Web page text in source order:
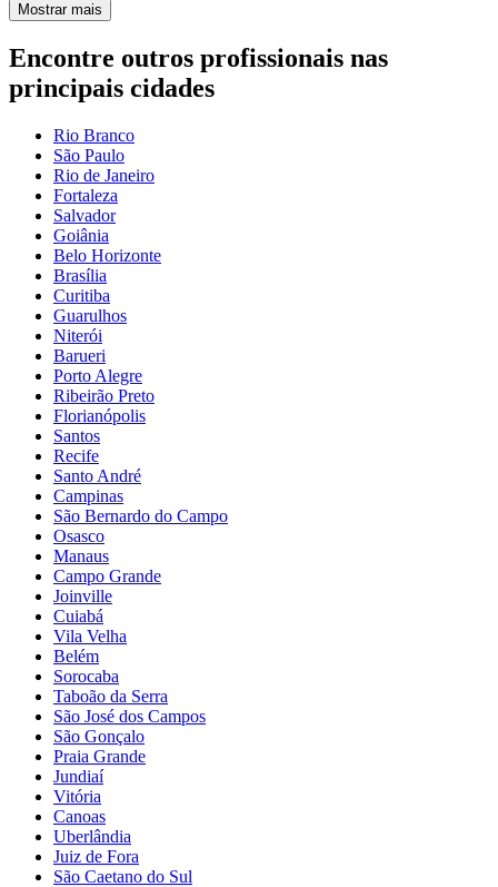
Mostrar mais
Encontre outros profissionais nas
principais cidades
Rio Branco
São Paulo
Rio de Janeiro
Fortaleza
Salvador
Goiânia
Belo Horizonte
Brasília
Curitiba
Guarulhos
Niterói
Barueri
Porto Alegre
Ribeirão Preto
Florianópolis
Santos
Recife
Santo André
Campinas
São Bernardo do Campo
Osasco
Manaus
Campo Grande
Joinville
Cuiabá
Vila Velha
Belém
Sorocaba
Taboão da Serra
São José dos Campos
São Gonçalo
Praia Grande
Jundiaí
Vitória
Canoas
Uberlândia
Juiz de Fora
São Caetano do Sul